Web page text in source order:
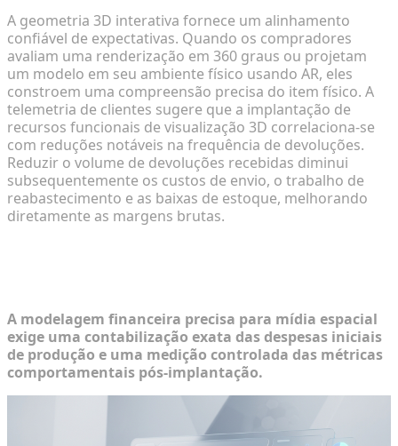
A geometria 3D interativa fornece um alinhamento
confiável de expectativas. Quando os compradores
avaliam uma renderização em 360 graus ou projetam
um modelo em seu ambiente físico usando AR, eles
constroem uma compreensão precisa do item físico. A
telemetria de clientes sugere que a implantação de
recursos funcionais de visualização 3D correlaciona-se
com reduções notáveis na frequência de devoluções.
Reduzir o volume de devoluções recebidas diminui
subsequentemente os custos de envio, o trabalho de
reabastecimento e as baixas de estoque, melhorando
diretamente as margens brutas.
A modelagem financeira precisa para mídia espacial
exige uma contabilização exata das despesas iniciais
de produção e uma medição controlada das métricas
comportamentais pós-implantação.